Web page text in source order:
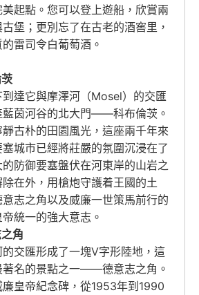
起點。您可以登上遊船，欣賞兩
堡；更別忘了在古老的酒窖里，
雷司令白葡萄酒。
達它與摩澤河（Mosel）的交匯
藍茵河谷的北大門——科布倫茨。
古朴的田園風光，這座兩千年來
城市已經將莊嚴的氛圍沉浸在了
防御要塞盤伏在河東岸的山岩之
在外，用槍炮守護着王國的土
志之角以及威廉一世策馬前行的
統一的強大意志。
角
交匯形成了一塊V字形陸地，這
著名的景點之一——德意志之角。
皇帝紀念碑，從1953年到1990